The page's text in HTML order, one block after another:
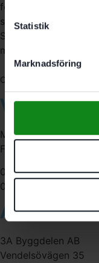
Statistik
Marknadsföring
serviceverkstad i
Sverige. Av oss får
medarbetare med
Org. nr:
Våra
Måndag-Torsdag:
Fredag:
07:00-16:00
07:00-15:00
Adress
3A Byggdelen AB
Vendelsövägen 35